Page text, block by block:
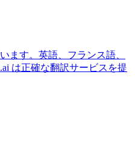
ます。英語、フランス語、
は正確な翻訳サービスを提